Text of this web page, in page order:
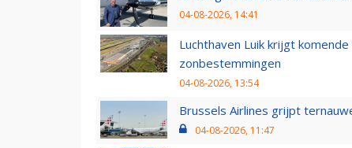
04-08-2026, 14:41
Luchthaven Luik krijgt
zonbestemmingen
04-08-2026, 13:54
Brussels Airlines grijpt
04-08-2026, 11:47